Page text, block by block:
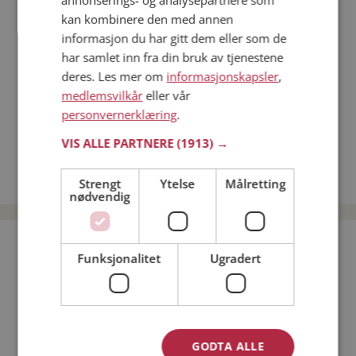
Dating på mobilen
Dating på Møteplassen
Kvinner fra Åmli
Menn fra Åmli
Date menn i Norge
Bli medlem gratis!
Kvinne
kan kombinere den med annen
informasjon du har gitt dem eller som de
har samlet inn fra din bruk av tjenestene
deres. Les mer om informasjonskapsler,
medlemsvilkåreller vår
personvernerklæring.
VIS ALLE PARTNERE(1913) →
Strengt
nødvendig
Ytelse Målretting
Funksjonalitet Ugradert
GODTA ALLE